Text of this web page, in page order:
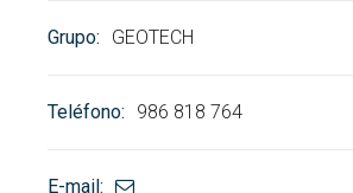
GEOTECH
986 818 764